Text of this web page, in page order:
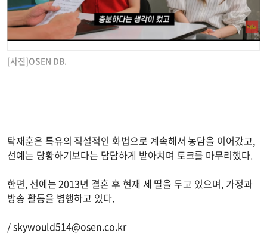
[사진]OSEN DB.
탁재훈은 특유의 직설적인 화법으로 계속해서 농담을 이어갔고,
선예는 당황하기보다는 담담하게 받아치며 토크를 마무리했다.
한편, 선예는 2013년 결혼 후 현재 세 딸을 두고 있으며, 가정과
방송 활동을 병행하고 있다.
/skywould514@osen.co.kr